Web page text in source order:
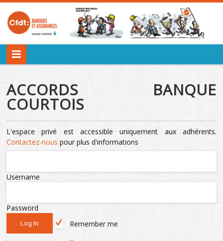
ACCORDS BANQUE
COURTOIS
L'espace privé est accessible uniquement aux adhérents.
Contactez-nous pour plus d'informations
Username
Password
Remember me